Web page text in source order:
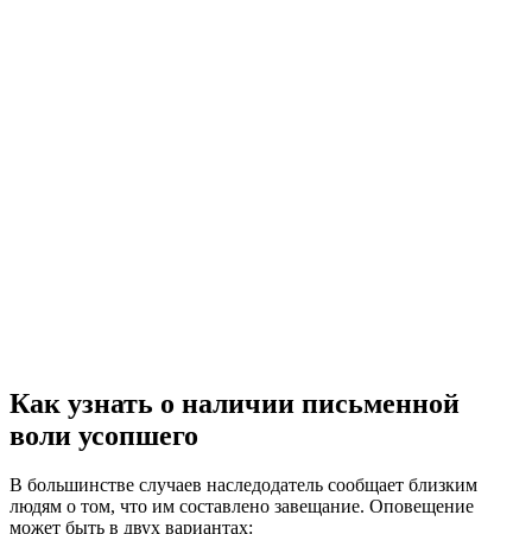
Как узнать о наличии письменной
воли усопшего
В большинстве случаев наследодатель сообщает близким
людям о том, что им составлено завещание. Оповещение
может быть в двух вариантах: